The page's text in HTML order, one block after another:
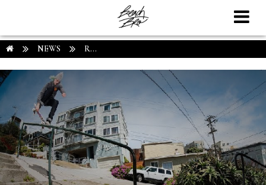
NEWS R...